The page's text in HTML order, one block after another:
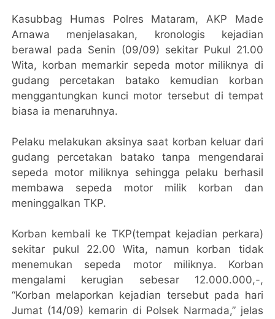
Kasubbag Humas Polres Mataram, AKP Made
Arnawa menjelasakan, kronologis kejadian
berawal pada Senin (09/09) sekitar Pukul 21.00
Wita, korban memarkir sepeda motor miliknya di
gudang percetakan batako kemudian korban
menggantungkan kunci motor tersebut di tempat
biasa ia menaruhnya.
Pelaku melakukan aksinya saat korban keluar dari
gudang percetakan batako tanpa mengendarai
sepeda motor miliknya sehingga pelaku berhasil
membawa sepeda motor milik korban dan
meninggalkan TKP.
Korban kembali ke TKP(tempat kejadian perkara)
sekitar pukul 22.00 Wita, namun korban tidak
menemukan sepeda motor miliknya. Korban
mengalami kerugian sebesar 12.000.000,-,
“Korban melaporkan kejadian tersebut pada hari
Jumat (14/09) kemarin di Polsek Narmada,” jelas